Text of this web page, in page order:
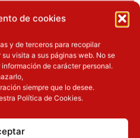
de cookies
y de terceros para recopilar
visita a sus páginas web. No se
de carácter personal.
siempre que lo desee.
Política de Cookies.
11cm
QUE TE
INTERESAR
El precio original era: 40.90€.
El precio actual es: 32.72€.